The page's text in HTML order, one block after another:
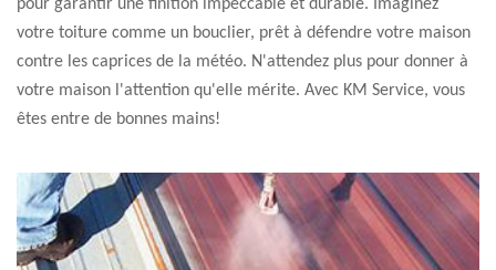
pour garantir une finition impeccable et durable. Imaginez
votre toiture comme un bouclier, prêt à défendre votre maison
contre les caprices de la météo. N'attendez plus pour donner à
votre maison l'attention qu'elle mérite. Avec KM Service, vous
êtes entre de bonnes mains!